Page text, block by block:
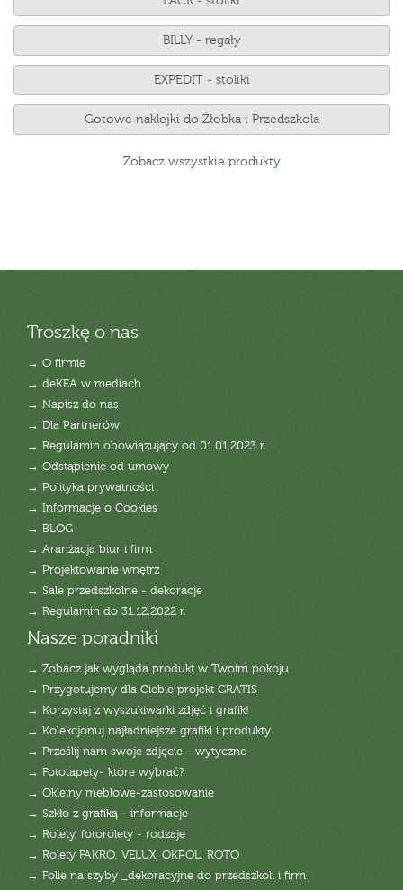
BILLY - regały
EXPEDIT - stoliki
Gotowe naklejki do Żłobka i Przedszkola
Zobacz wszystkie produkty
Troszkę o nas
→ O firmie
→ deKEA w mediach
→ Napisz do nas
→ Dla Partnerów
→ Regulamin obowiązujący od 01.01.2023 r.
→ Odstąpienie od umowy
→ Polityka prywatności
→ Informacje o Cookies
→ BLOG
→ Aranżacja biur i firm
→ Projektowanie wnętrz
→ Sale przedszkolne - dekoracje
→ Regulamin do 31.12.2022 r.
Nasze poradniki
→ Zobacz jak wygląda produkt w Twoim pokoju
→ Przygotujemy dla Ciebie projekt GRATIS
→ Korzystaj z wyszukiwarki zdjęć i grafik!
→ Kolekcjonuj najładniejsze grafiki i produkty
→ Prześlij nam swoje zdjęcie - wytyczne
→ Fototapety- które wybrać?
→ Okleiny meblowe-zastosowanie
→ Szkło z grafiką - informacje
→ Rolety, fotorolety - rodzaje
→ Rolety FAKRO, VELUX, OKPOL, ROTO
→ Folie na szyby _dekoracyjne do przedszkoli i firm